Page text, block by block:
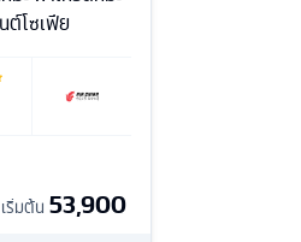
ต์โซเฟีย
เริ่มต้น 53,900